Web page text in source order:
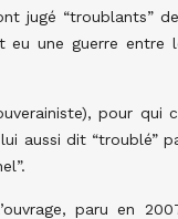
jugé “troublants”
une guerre entre
pour qui
aussi dit “troublé”
paru en